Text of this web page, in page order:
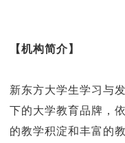
【机构简介】
新东方大学生学习与
下的大学教育品牌，
的教学积淀和丰富的